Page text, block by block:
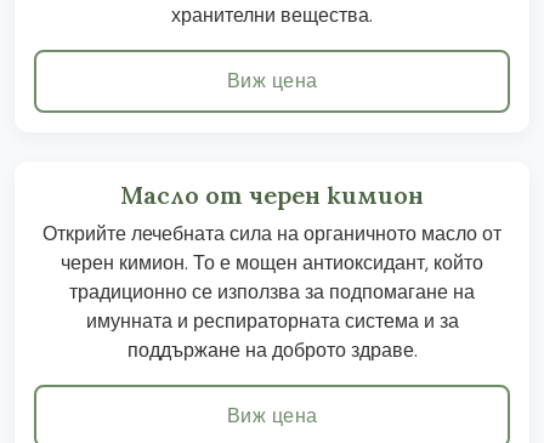
хранителни вещества.
Виж цена
Масло от черен кимион
Открийте лечебната сила на органичното масло от
черен кимион. То е мощен антиоксидант, който
традиционно се използва за подпомагане на
имунната и респираторната система и за
поддържане на доброто здраве.
Виж цена